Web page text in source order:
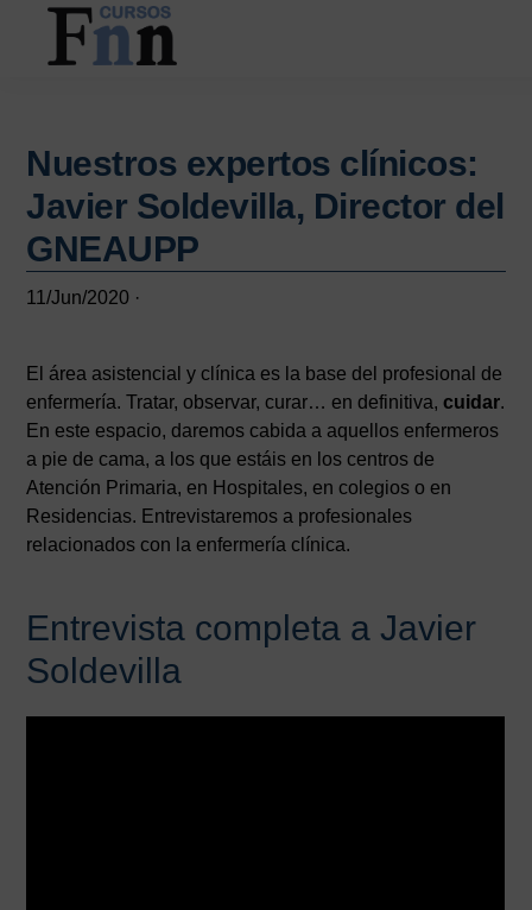
Saltar
contenido
Saltar
principal
online
Nuestros expertos clínicos:
Javier Soldevilla, Director del
GNEAUPP
11/Jun/2020 ·
El área asistencial y clínica es la base del profesional de
enfermería. Tratar, observar, curar… en definitiva,cuidar.
En este espacio, daremos cabida a aquellos enfermeros
a pie de cama, a los que estáis en los centros de
Atención Primaria, en Hospitales, en colegios o en
Residencias. Entrevistaremos a profesionales
relacionados con la enfermería clínica.
Entrevista completa a Javier
Soldevilla